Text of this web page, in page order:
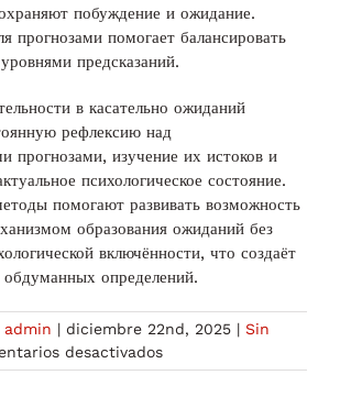
побуждение и ожидание.
прогнозами помогает балансировать
предсказаний.
в касательно ожиданий
рефлексию над
прогнозами, изучение их истоков и
психологическое состояние.
помогают развивать возможность
образования ожиданий без
включённости, что создаёт
определений.
admin | diciembre 22nd, 2025 | Sin
desactivadosen
Как